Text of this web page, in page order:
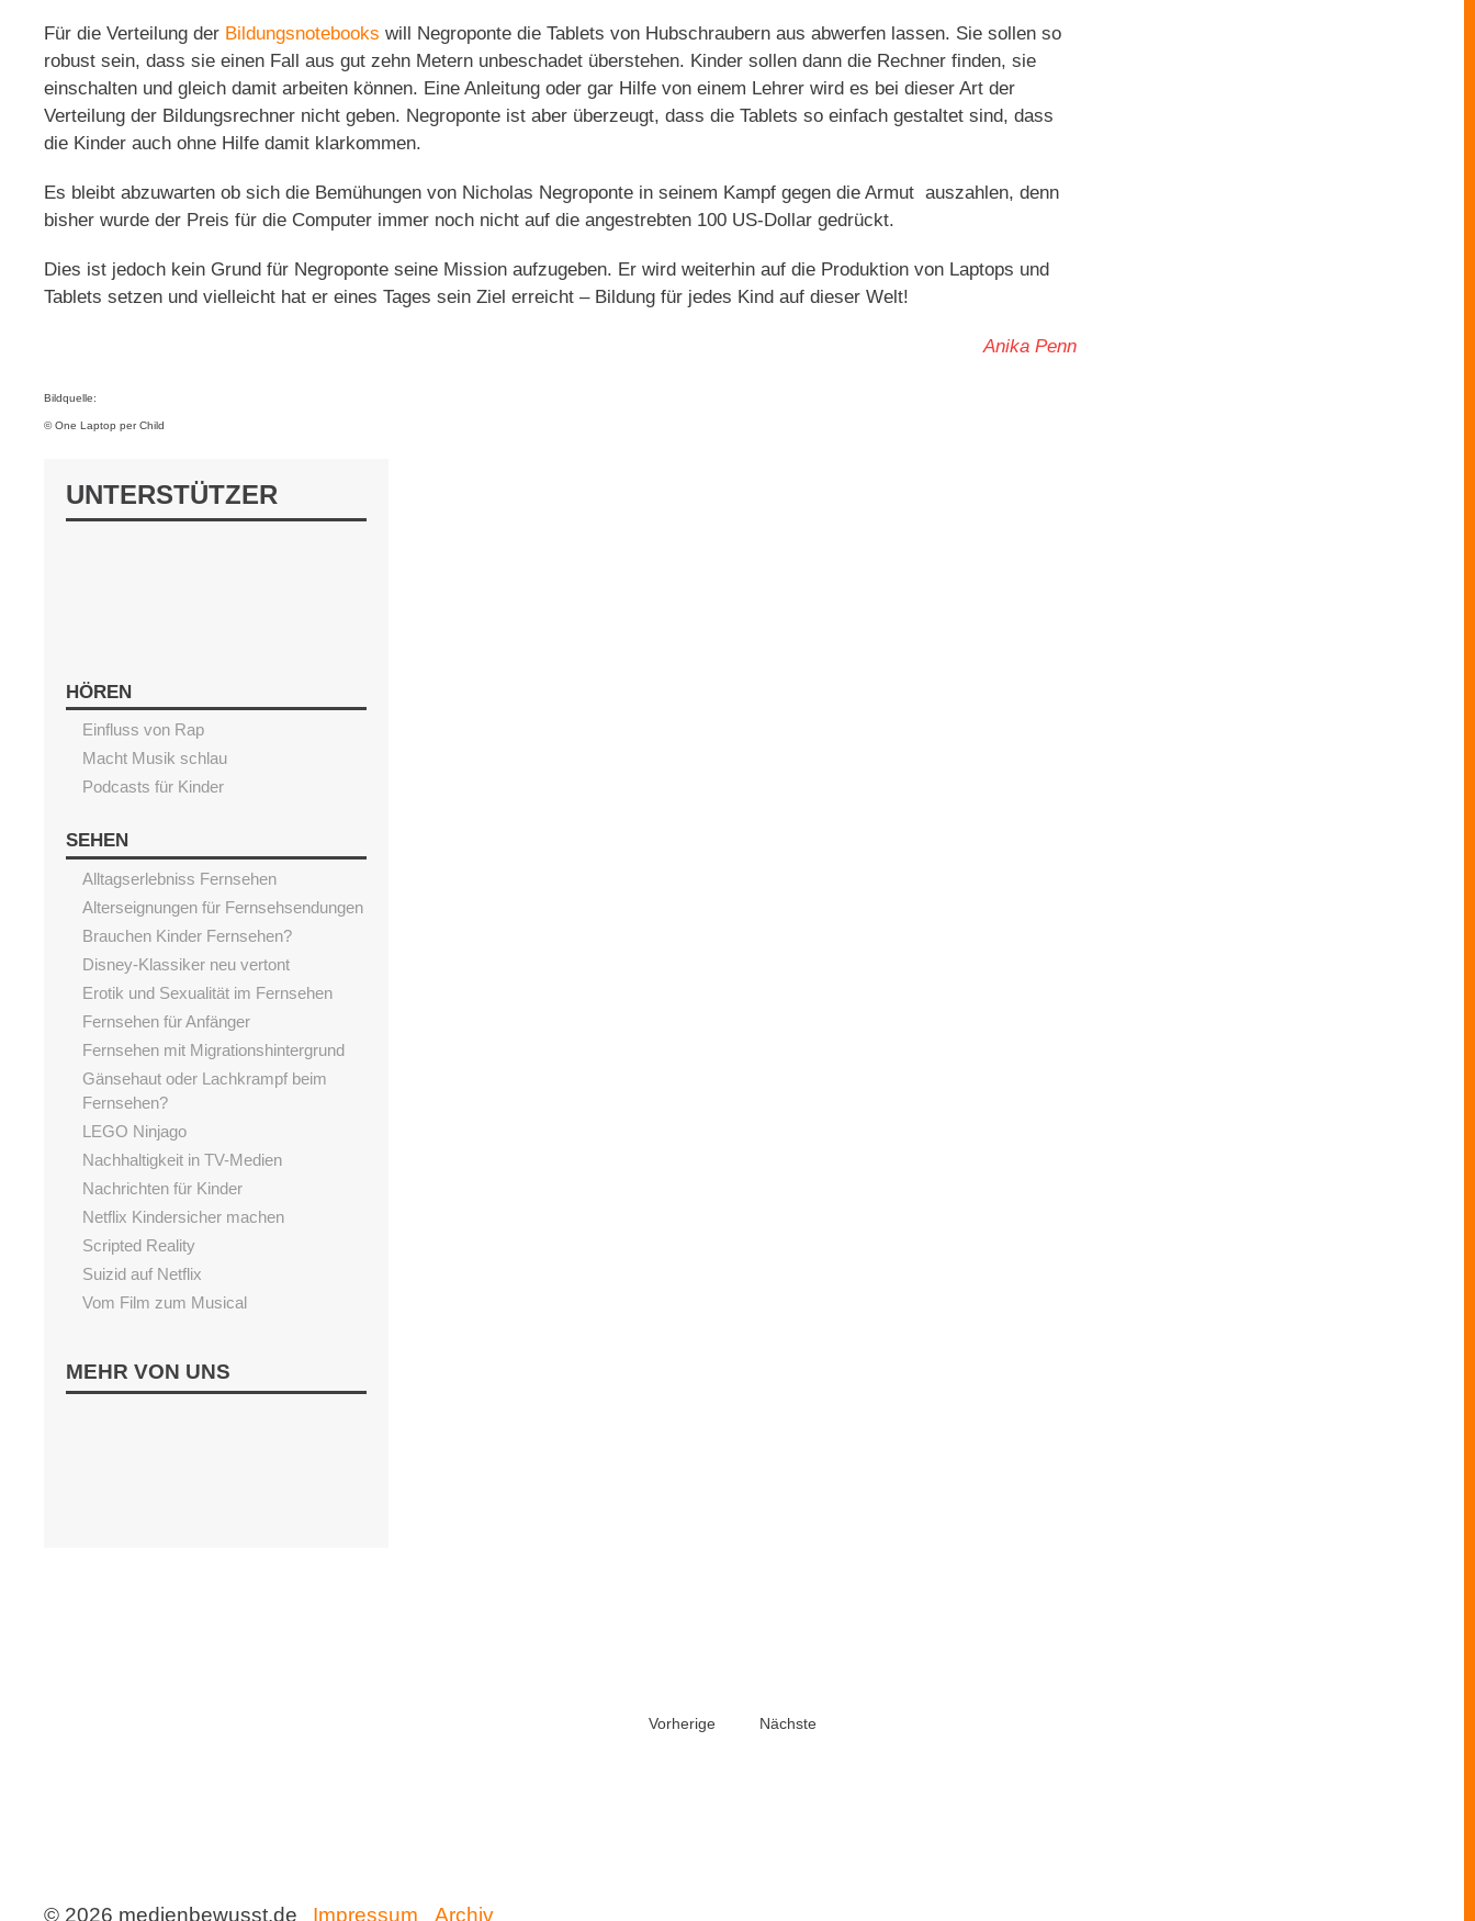
Für die Verteilung der Bildungsnotebooks will Negroponte die Tablets von Hubschraubern aus abwerfen lassen. Sie sollen so
robust sein, dass sie einen Fall aus gut zehn Metern unbeschadet überstehen. Kinder sollen dann die Rechner finden, sie
einschalten und gleich damit arbeiten können. Eine Anleitung oder gar Hilfe von einem Lehrer wird es bei dieser Art der
Verteilung der Bildungsrechner nicht geben. Negroponte ist aber überzeugt, dass die Tablets so einfach gestaltet sind, dass
die Kinder auch ohne Hilfe damit klarkommen.
Es bleibt abzuwarten ob sich die Bemühungen von Nicholas Negroponte in seinem Kampf gegen die Armut auszahlen, denn
bisher wurde der Preis für die Computer immer noch nicht auf die angestrebten 100 US-Dollar gedrückt.
Dies ist jedoch kein Grund für Negroponte seine Mission aufzugeben. Er wird weiterhin auf die Produktion von Laptops und
Tablets setzen und vielleicht hat er eines Tages sein Ziel erreicht – Bildung für jedes Kind auf dieser Welt!
Anika Penn
Bildquelle:
© One Laptop per Child
UNTERSTÜTZER
HÖREN
Einfluss von Rap
Macht Musik schlau
Podcasts für Kinder
SEHEN
Alltagserlebniss Fernsehen
Alterseignungen für Fernsehsendungen
Brauchen Kinder Fernsehen?
Disney-Klassiker neu vertont
Erotik und Sexualität im Fernsehen
Fernsehen für Anfänger
Fernsehen mit Migrationshintergrund
Gänsehaut oder Lachkrampf beim
Fernsehen?
LEGO Ninjago
Nachhaltigkeit in TV-Medien
Nachrichten für Kinder
Netflix Kindersicher machen
Scripted Reality
Suizid auf Netflix
Vom Film zum Musical
LESEN
Traumberuf Influencer
MEHR VON UNS
Vorherige Nächste
© 2026 medienbewusst.de Impressum Archiv